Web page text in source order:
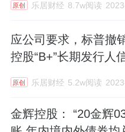
原创 乐居财经 8.7w阅读
应公司要求，标普撤
控股“B+”长期发行人
原创 乐居财经 5.2w阅读
金辉控股： “20金辉